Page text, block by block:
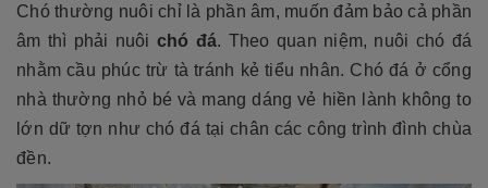
Chó thường nuôi chỉ là phần âm, muốn đảm bảo cả phần
âm thì phải nuôi chó đá. Theo quan niệm, nuôi chó đá
nhằm cầu phúc trừ tà tránh kẻ tiểu nhân. Chó đá ở cổng
nhà thường nhỏ bé và mang dáng vẻ hiền lành không to
lớn dữ tợn như chó đá tại chân các công trình đình chùa
đền.